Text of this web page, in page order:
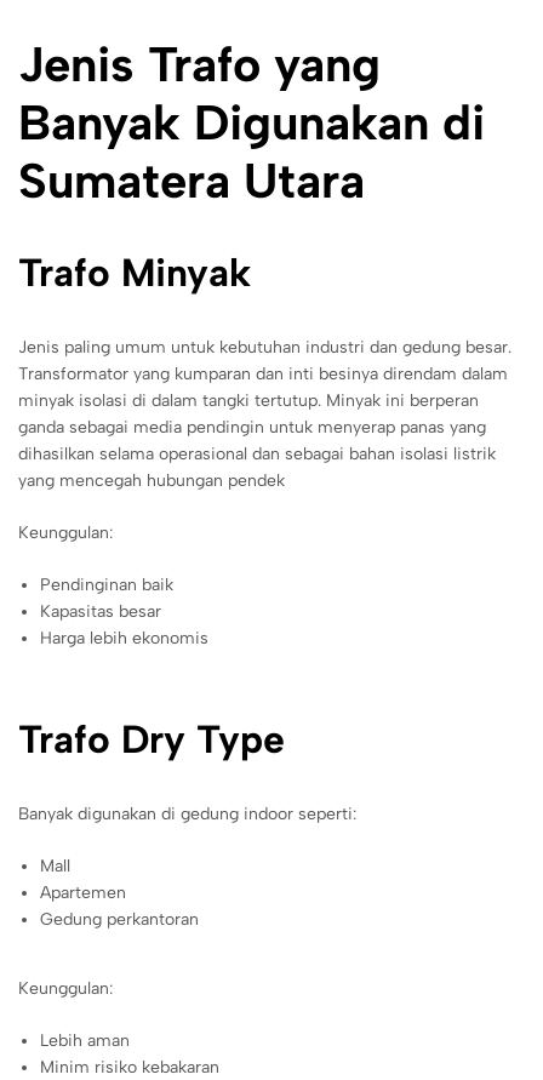
Jenis Trafo yang
Banyak Digunakan di
Sumatera Utara
Trafo Minyak
Jenis paling umum untuk kebutuhan industri dan gedung besar.
Transformator yang kumparan dan inti besinya direndam dalam
minyak isolasi di dalam tangki tertutup. Minyak ini berperan
ganda sebagai media pendingin untuk menyerap panas yang
dihasilkan selama operasional dan sebagai bahan isolasi listrik
yang mencegah hubungan pendek
Keunggulan:
Pendinginan baik
Kapasitas besar
Harga lebih ekonomis
Trafo Dry Type
Banyak digunakan di gedung indoor seperti:
Mall
Apartemen
Gedung perkantoran
Keunggulan:
Lebih aman
Minim risiko kebakaran